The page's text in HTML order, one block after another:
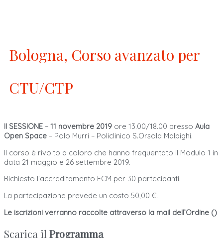
Bologna, Corso avanzato per
CTU/CTP
II SESSIONE – 11 novembre 2019 ore 13.00/18.00 presso Aula
Open Space – Polo Murri – Policlinico S.Orsola Malpighi.
Il corso è rivolto a coloro che hanno frequentato il Modulo 1 in
data 21 maggio e 26 settembre 2019.
Richiesto l’accreditamento ECM per 30 partecipanti.
La partecipazione prevede un costo 50,00 €.
Le iscrizioni verranno raccolte attraverso la mail dell’Ordine ()
Scarica il Programma